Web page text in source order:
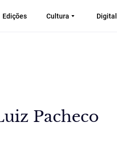
Edições Cultura Digital
Pacheco